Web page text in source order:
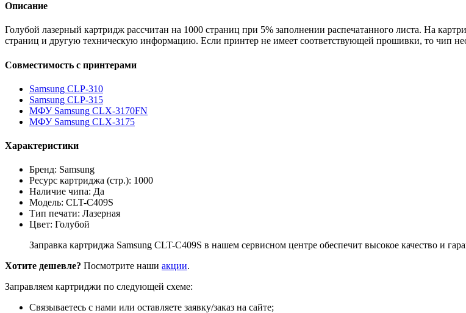
Описание
Голубой лазерный картридж рассчитан на 1000 страниц при 5% заполнении распечатанного листа. На
страниц и другую техническую информацию. Если принтер не имеет соответствующей прошивки, то чип
Совместимость с принтерами
Samsung CLP-310
Samsung CLP-315
МФУ Samsung CLX-3170FN
МФУ Samsung CLX-3175
Характеристики
Бренд: Samsung
Ресурс картриджа (стр.): 1000
Наличие чипа: Да
Модель: CLT-C409S
Тип печати: Лазерная
Цвет: Голубой
Заправка картриджа Samsung CLT-C409S в нашем сервисном центре обеспечит высокое качество и
Хотите дешевле? Посмотрите наши акции.
Заправляем картриджи по следующей схеме:
Связываетесь с нами или оставляете заявку/заказ на сайте;